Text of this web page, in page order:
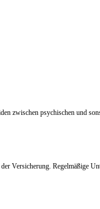
zwischen psychischen und
Versicherung. Regelmäßige